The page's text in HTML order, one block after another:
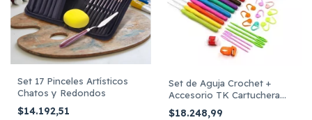
Set 17 Pinceles Artísticos
Chatos y Redondos
$14.192,51
Set de Aguja Crochet +
Accesorio TK Cartuchera
Celeste 30 Piezas
$18.248,99